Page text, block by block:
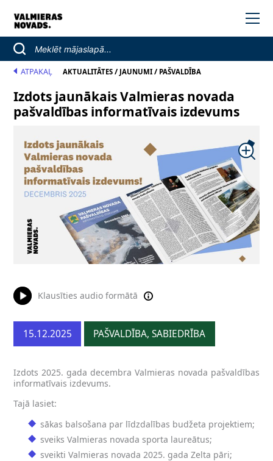
ATPAKAĻ AKTUALITĀTES/ JAUNUMI/ PAŠVALDĪBA
Izdots jaunākais Valmieras novada
pašvaldības informatīvais izdevums
Klausīties audio formātā
15.12.2025 PAŠVALDĪBA, SABIEDRĪBA
Izdots 2025. gada decembra Valmieras novada pašvaldības
informatīvais izdevums.
Tajā lasiet:
sākas balsošana par līdzdalības budžeta projektiem;
sveiks Valmieras novada sporta laureātus;
sveikti Valmieras novada 2025. gada Zelta pāri;